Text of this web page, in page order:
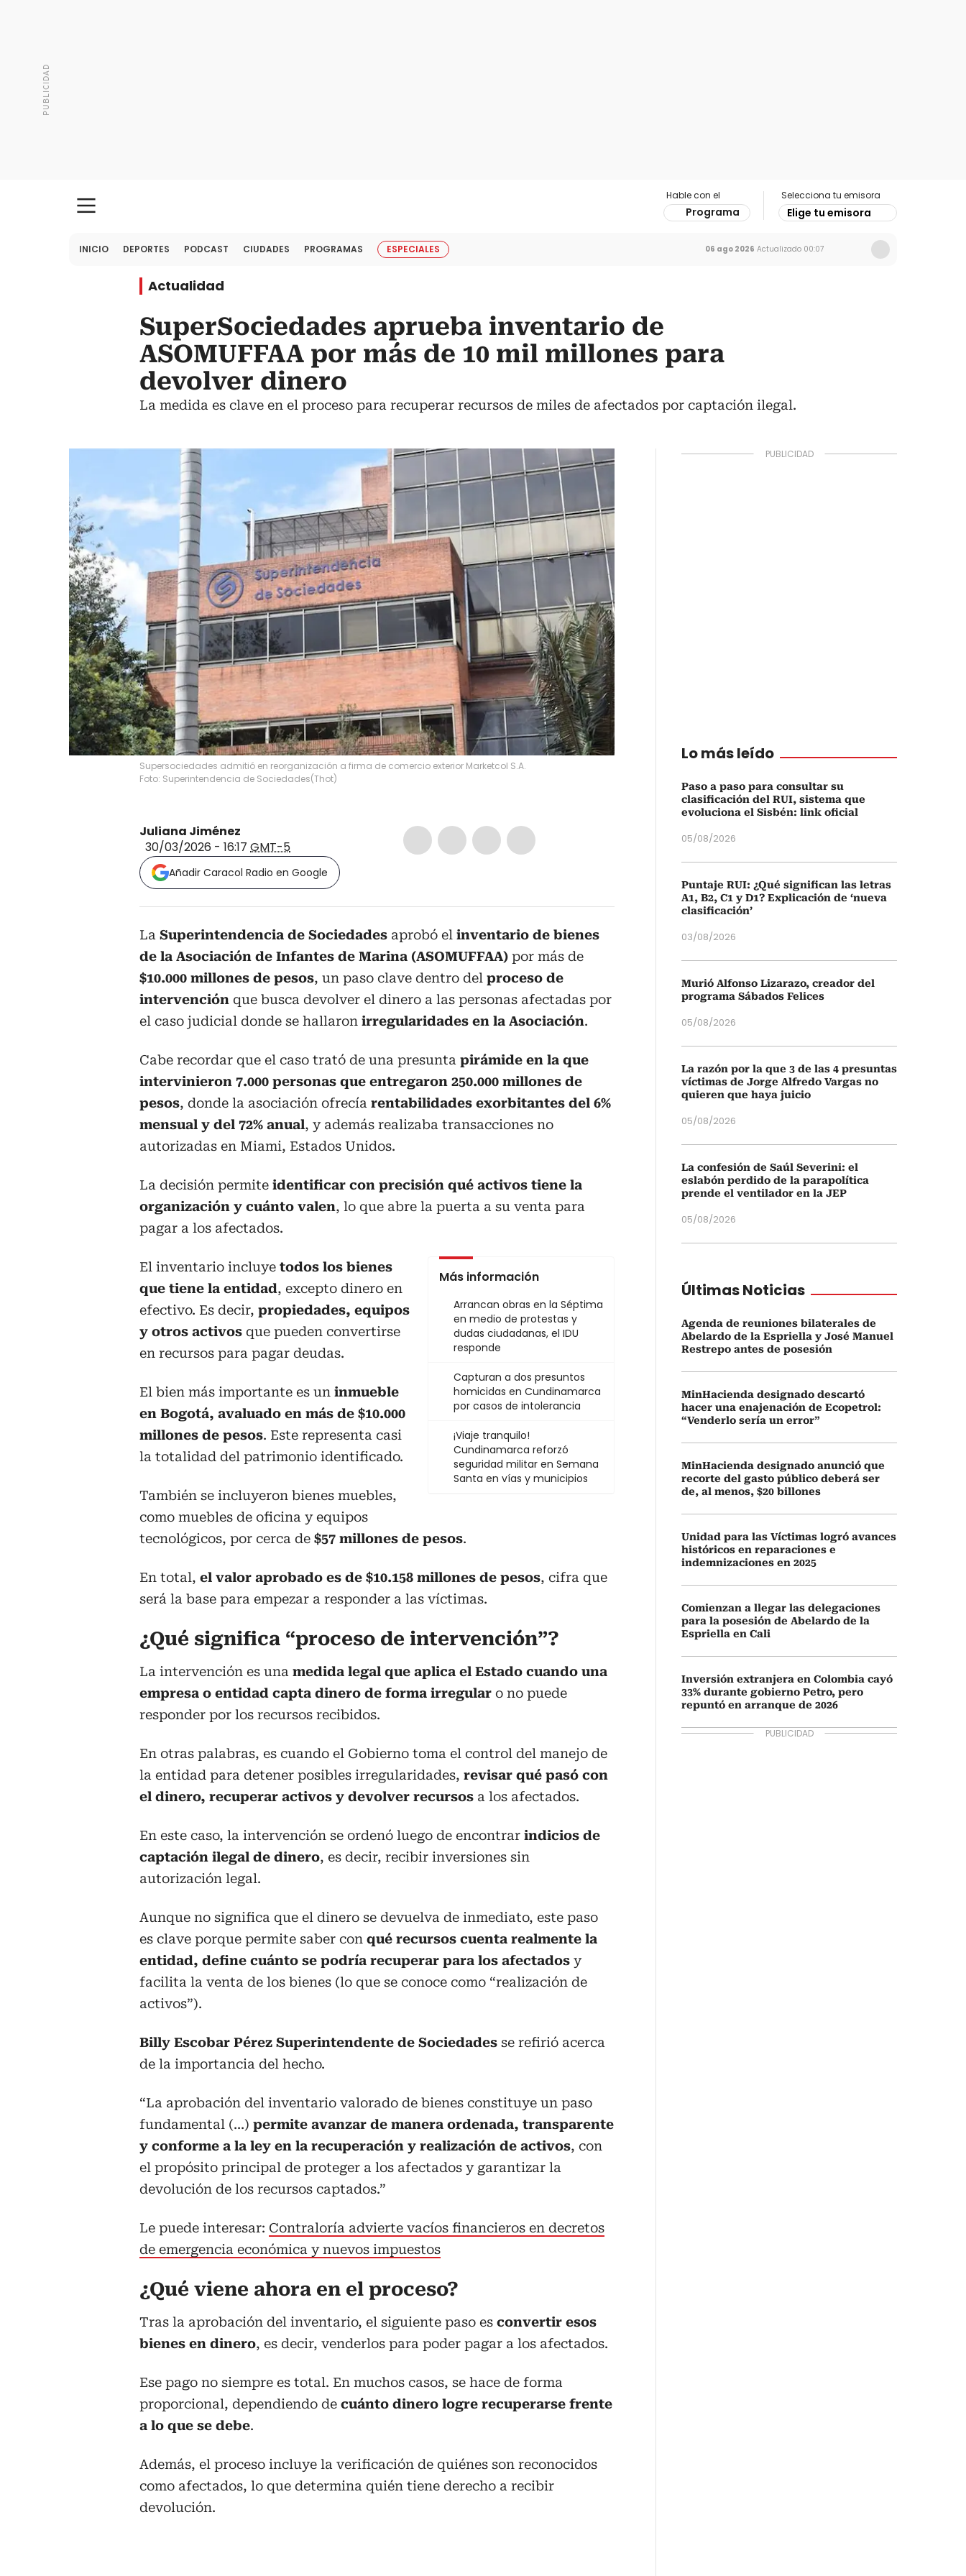
Hable con el
Programa
Selecciona tu emisora
Elige tu emisora
INICIO DEPORTES PODCAST CIUDADES PROGRAMAS ESPECIALES 06 ago 2026 Actualizado 00:07
Actualidad
SuperSociedades aprueba inventario de
ASOMUFFAA por más de 10 mil millones para
devolver dinero
La medida es clave en el proceso para recuperar recursos de miles de afectados por captación ilegal.
Supersociedades admitió en reorganización a firma de comercio exterior Marketcol S.A.
Foto: Superintendencia de Sociedades(Thot)
Juliana Jiménez
30/03/2026 - 16:17 GMT-5
Añadir Caracol Radio en Google
La Superintendencia de Sociedades aprobó el inventario de bienes
de la Asociación de Infantes de Marina (ASOMUFFAA) por más de
$10.000 millones de pesos, un paso clave dentro del proceso de
intervención que busca devolver el dinero a las personas afectadas por
el caso judicial donde se hallaron irregularidades en la Asociación.
Cabe recordar que el caso trató de una presunta pirámide en la que
intervinieron 7.000 personas que entregaron 250.000 millones de
pesos, donde la asociación ofrecía rentabilidades exorbitantes del 6%
mensual y del 72% anual, y además realizaba transacciones no
autorizadas en Miami, Estados Unidos.
La decisión permite identificar con precisión qué activos tiene la
organización y cuánto valen, lo que abre la puerta a su venta para
pagar a los afectados.
Más información
Arrancan obras en la Séptima
en medio de protestas y
dudas ciudadanas, el IDU
responde
Capturan a dos presuntos
homicidas en Cundinamarca
por casos de intolerancia
¡Viaje tranquilo!
Cundinamarca reforzó
seguridad militar en Semana
Santa en vías y municipios
El inventario incluye todos los bienes
que tiene la entidad, excepto dinero en
efectivo. Es decir, propiedades, equipos
y otros activos que pueden convertirse
en recursos para pagar deudas.
El bien más importante es un inmueble
en Bogotá, avaluado en más de $10.000
millones de pesos. Este representa casi
la totalidad del patrimonio identificado.
También se incluyeron bienes muebles,
como muebles de oficina y equipos
tecnológicos, por cerca de $57 millones de pesos.
En total, el valor aprobado es de $10.158 millones de pesos, cifra que
será la base para empezar a responder a las víctimas.
¿Qué significa “proceso de intervención”?
La intervención es una medida legal que aplica el Estado cuando una
empresa o entidad capta dinero de forma irregular o no puede
responder por los recursos recibidos.
En otras palabras, es cuando el Gobierno toma el control del manejo de
la entidad para detener posibles irregularidades, revisar qué pasó con
el dinero, recuperar activos y devolver recursos a los afectados.
En este caso, la intervención se ordenó luego de encontrar indicios de
captación ilegal de dinero, es decir, recibir inversiones sin
autorización legal.
Aunque no significa que el dinero se devuelva de inmediato, este paso
es clave porque permite saber con qué recursos cuenta realmente la
entidad, define cuánto se podría recuperar para los afectados y
facilita la venta de los bienes (lo que se conoce como “realización de
activos”).
Billy Escobar Pérez Superintendente de Sociedades se refirió acerca
de la importancia del hecho.
“La aprobación del inventario valorado de bienes constituye un paso
fundamental (...) permite avanzar de manera ordenada, transparente
y conforme a la ley en la recuperación y realización de activos, con
el propósito principal de proteger a los afectados y garantizar la
devolución de los recursos captados.”
Le puede interesar: Contraloría advierte vacíos financieros en decretos
de emergencia económica y nuevos impuestos
¿Qué viene ahora en el proceso?
Tras la aprobación del inventario, el siguiente paso es convertir esos
bienes en dinero, es decir, venderlos para poder pagar a los afectados.
Ese pago no siempre es total. En muchos casos, se hace de forma
proporcional, dependiendo de cuánto dinero logre recuperarse frente
a lo que se debe.
Además, el proceso incluye la verificación de quiénes son reconocidos
como afectados, lo que determina quién tiene derecho a recibir
devolución.
Lo más leído
Paso a paso para consultar su
clasificación del RUI, sistema que
evoluciona el Sisbén: link oficial
05/08/2026
Puntaje RUI: ¿Qué significan las letras
A1, B2, C1 y D1? Explicación de ‘nueva
clasificación’
03/08/2026
Murió Alfonso Lizarazo, creador del
programa Sábados Felices
05/08/2026
La razón por la que 3 de las 4 presuntas
víctimas de Jorge Alfredo Vargas no
quieren que haya juicio
05/08/2026
La confesión de Saúl Severini: el
eslabón perdido de la parapolítica
prende el ventilador en la JEP
05/08/2026
Últimas Noticias
Agenda de reuniones bilaterales de
Abelardo de la Espriella y José Manuel
Restrepo antes de posesión
MinHacienda designado descartó
hacer una enajenación de Ecopetrol:
“Venderlo sería un error”
MinHacienda designado anunció que
recorte del gasto público deberá ser
de, al menos, $20 billones
Unidad para las Víctimas logró avances
históricos en reparaciones e
indemnizaciones en 2025
Comienzan a llegar las delegaciones
para la posesión de Abelardo de la
Espriella en Cali
Inversión extranjera en Colombia cayó
33% durante gobierno Petro, pero
repuntó en arranque de 2026